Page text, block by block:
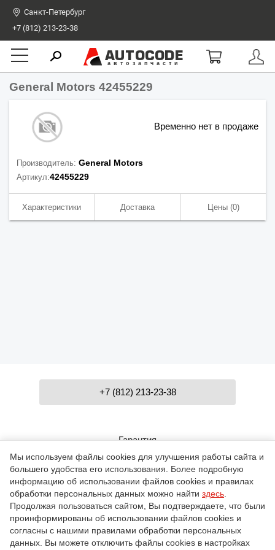
Санкт-Петербург
+7 (812) 213-23-38
AUTOCODE
автозапчасти
General Motors 42455229
Временно нет в продаже
Производитель: General Motors
Артикул:42455229
Характеристики Доставка Цены(0)
+7 (812) 213-23-38
Гарантия
Контакты
О компании
Мы используем файлы cookies для улучшения работы сайта и
большего удобства его использования. Более подробную
информацию об использовании файлов cookies и правилах
обработки персональных данных можно найти здесь
Продолжая пользоваться сайтом, Вы подтверждаете, что были
проинформированы об использовании файлов cookies и
согласны с нашими правилами обработки персональных
данных. Вы можете отключить файлы cookies в настройках